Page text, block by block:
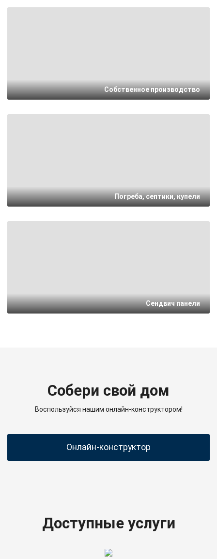
Собственное производство
Погреба, септики, купели
Сендвич панели
Собери свой дом
Воспользуйся нашим онлайн-конструктором!
Онлайн-конструктор
Доступные услуги